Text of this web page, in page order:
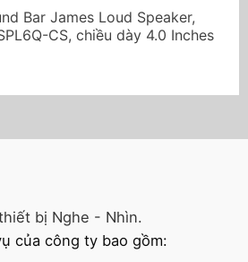
Bar James Loud Speaker,
CS, chiều dày 4.0 Inches
bị Nghe - Nhìn.
của công ty bao gồm: